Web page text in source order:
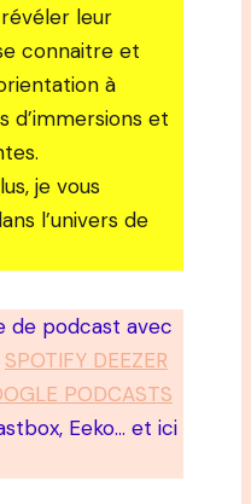
leur
connaitre et
à
d’immersions et
je vous
l’univers de
de podcast avec
SPOTIFY DEEZER
PODCASTS
Eeko… et ici